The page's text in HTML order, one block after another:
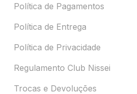
Política de Pagamentos
Política de Entrega
Política de Privacidade
Regulamento Club Nissei
Trocas e Devoluções